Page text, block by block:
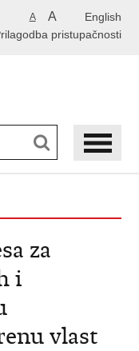
English
A A
pristupačnosti
za
i
vlast